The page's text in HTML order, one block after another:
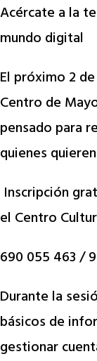
Acércate a la
mundo digital
El próximo 2
Centro de
pensado para
quienes
Inscripción
el Centro
690 055 463 /
Durante la
básicos de
gestionar